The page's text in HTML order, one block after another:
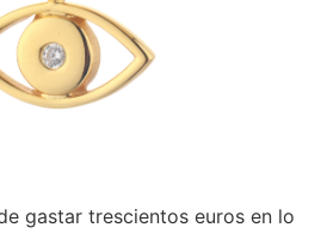
gastar trescientos euros en lo